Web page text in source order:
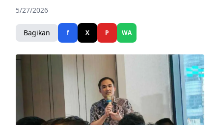
5/27/2026
Bagikan f X P WA